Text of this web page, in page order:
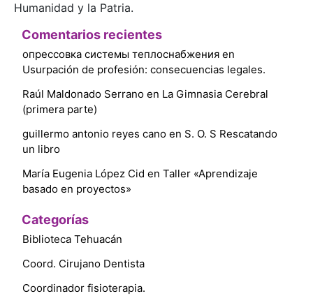
Humanidad y la Patria.
Comentarios recientes
опрессовка системы теплоснабжения en
Usurpación de profesión: consecuencias legales.
Raúl Maldonado Serrano en La Gimnasia Cerebral
(primera parte)
guillermo antonio reyes cano en S. O. S Rescatando
un libro
María Eugenia López Cid en Taller «Aprendizaje
basado en proyectos»
Categorías
Biblioteca Tehuacán
Coord. Cirujano Dentista
Coordinador fisioterapia.